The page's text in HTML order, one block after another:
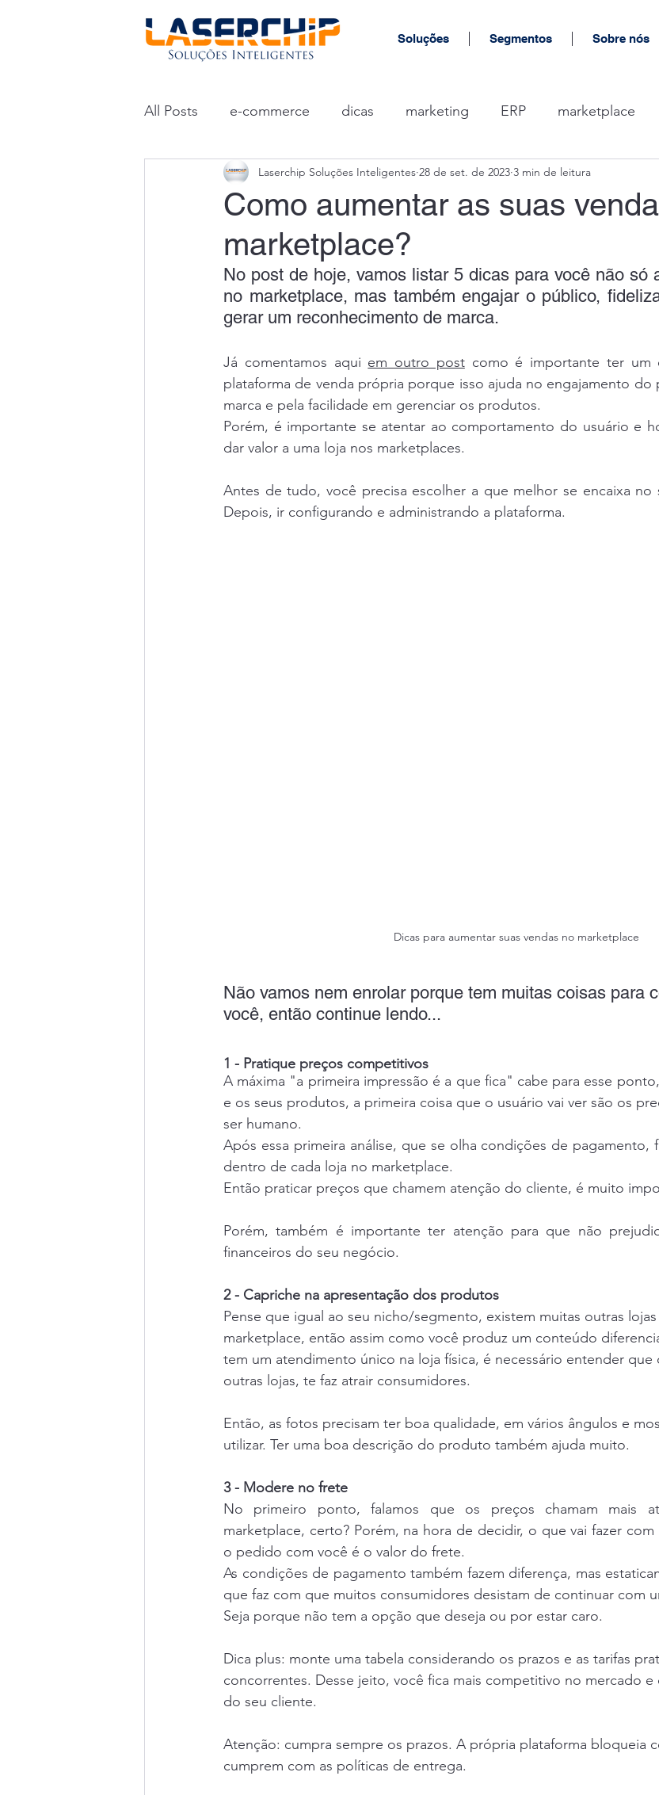
Soluções Segmentos Sobre nós
All Posts e-commerce dicas marketing ERP marketplace
Como aumentar as suas
marketplace?
Laserchip Soluções Inteligentes 28 de set. de 2023 3 min de leitura
No post de hoje, vamos listar 5 dicas para você não só
no marketplace, mas também engajar o público,
gerar um reconhecimento de marca.
Já comentamos aqui em outro post como é importante ter um
plataforma de venda própria porque isso ajuda no engajamento do
marca e pela facilidade em gerenciar os produtos.
Porém, é importante se atentar ao comportamento do usuário e
dar valor a uma loja nos marketplaces.
Antes de tudo, você precisa escolher a que melhor se encaixa
Depois, ir configurando e administrando a plataforma.
Dicas para aumentar suas vendas no marketplace
Não vamos nem enrolar porque tem muitas coisas para
você, então continue lendo...
1 - Pratique preços competitivos
A máxima "a primeira impressão é a que fica" cabe para esse
e os seus produtos, a primeira coisa que o usuário vai ver são os
ser humano.
Após essa primeira análise, que se olha condições de pagamento,
dentro de cada loja no marketplace.
Então praticar preços que chamem atenção do cliente, é muito
Porém, também é importante ter atenção para que não
financeiros do seu negócio.
2 - Capriche na apresentação dos produtos
Pense que igual ao seu nicho/segmento, existem muitas outras
marketplace, então assim como você produz um conteúdo
tem um atendimento único na loja física, é necessário entender que
outras lojas, te faz atrair consumidores.
Então, as fotos precisam ter boa qualidade, em vários ângulos e
utilizar. Ter uma boa descrição do produto também ajuda muito.
3 - Modere no frete
No primeiro ponto, falamos que os preços chamam mais
marketplace, certo? Porém, na hora de decidir, o que vai fazer
o pedido com você é o valor do frete.
As condições de pagamento também fazem diferença, mas
que faz com que muitos consumidores desistam de continuar com
Seja porque não tem a opção que deseja ou por estar caro.
Dica plus: monte uma tabela considerando os prazos e as tarifas
concorrentes. Desse jeito, você fica mais competitivo no mercado e
do seu cliente.
Atenção: cumpra sempre os prazos. A própria plataforma bloqueia
cumprem com as políticas de entrega.